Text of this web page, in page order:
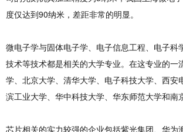
度仅达到90纳米，差距非常的明显。
微电子学与固体电子学、电子信息工程、电子科
技术等技术都是相关的大学专业。在这专业的一
学、北京大学、清华大学、电子科技大学、西安
滨工业大学、华中科技大学、华东师范大学和南
芯片相关的实力较强的企业包括紫光集团、华为